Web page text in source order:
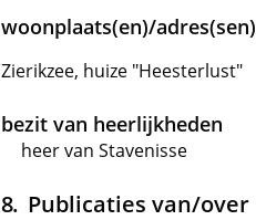
woonplaats(en)/adres(sen)
Zierikzee, huize "Heesterlust"
bezit van heerlijkheden
heer van Stavenisse
Publicaties van/over